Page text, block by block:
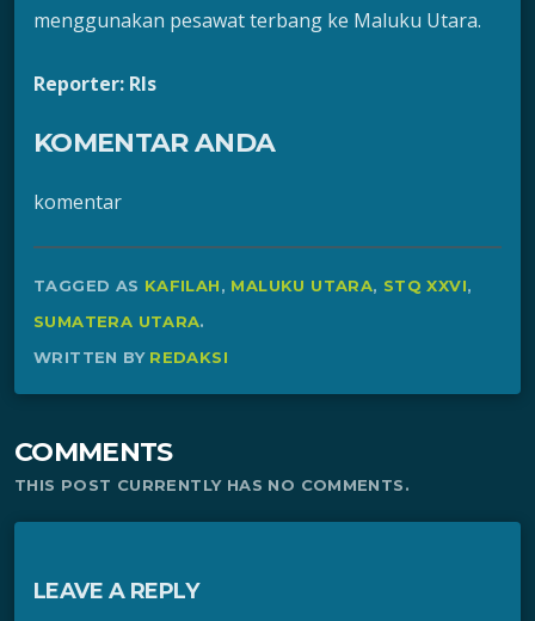
menggunakan pesawat terbang ke Maluku Utara.
Reporter: Rls
KOMENTAR ANDA
komentar
TAGGED AS KAFILAH, MALUKU UTARA, STQ XXVI,
SUMATERA UTARA.
WRITTEN BY REDAKSI
COMMENTS
THIS POST CURRENTLY HAS NO COMMENTS.
LEAVE A REPLY